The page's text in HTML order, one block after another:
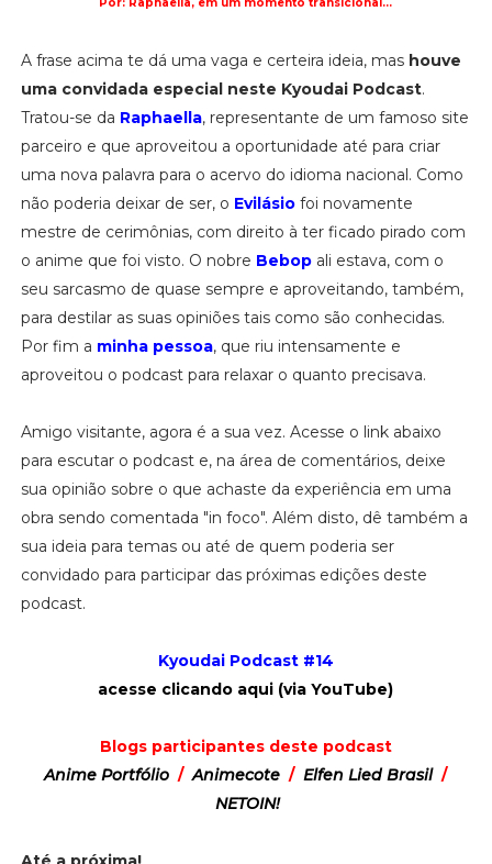
A frase acima te dá uma vaga e certeira ideia, mas houve
uma convidada especial neste Kyoudai Podcast.
Tratou-se da Raphaella, representante de um famoso site
parceiro e que aproveitou a oportunidade até para criar
uma nova palavra para o acervo do idioma nacional. Como
não poderia deixar de ser, o Evilásiofoi novamente
mestre de cerimônias, com direito à ter ficado pirado com
o anime que foi visto. O nobre Bebopali estava, com o
seu sarcasmo de quase sempre e aproveitando, também,
para destilar as suas opiniões tais como são conhecidas.
Por fim a minha pessoa, que riu intensamente e
aproveitou o podcast para relaxar o quanto precisava.
Amigo visitante, agora é a sua vez. Acesse o link abaixo
para escutar o podcast e, na área de comentários, deixe
sua opinião sobre o que achaste da experiência em uma
obra sendo comentada "in foco". Além disto, dê também a
sua ideia para temas ou até de quem poderia ser
convidado para participar das próximas edições deste
podcast.
Kyoudai Podcast #14
acesse clicando aqui (via YouTube)
Blogs participantes deste podcast
Anime Portfólio / Animecote / Elfen Lied Brasil /
NETOIN!